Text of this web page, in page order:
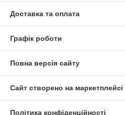
Доставка та оплата
Графік роботи
Повна версія сайту
Сайт створено на маркетплейсі
Політика конфіденційності